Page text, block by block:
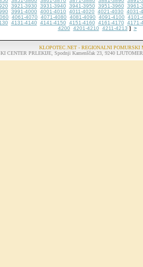
3921-3930 3931-3940 3941-3950 3951-3960
3961-
3991-4000 4001-4010 4011-4020 4021-4030
4031-
4061-4070 4071-4080 4081-4090 4091-4100
4101-
4131-4140 4141-4150 4151-4160 4161-4170
4171-
4200
4201-4210 4211-4213 ] >
KLOPOTEC.NET - REGIONALNI POMURSKI
CENTER PRLEKIJE, Spodnji Kamenščak 23, 9240